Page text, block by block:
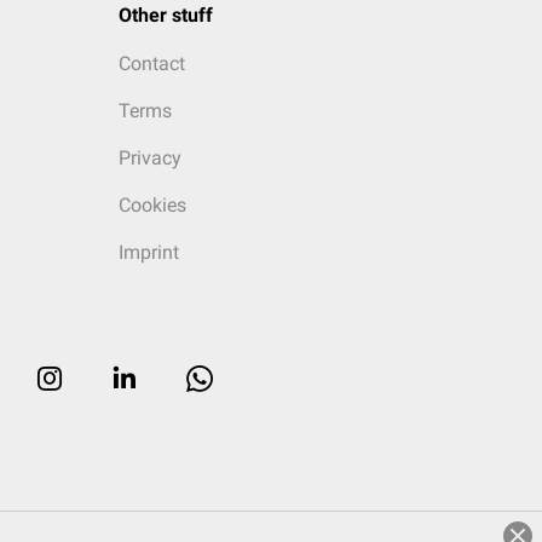
Other stuff
Contact
Terms
Privacy
Cookies
Imprint